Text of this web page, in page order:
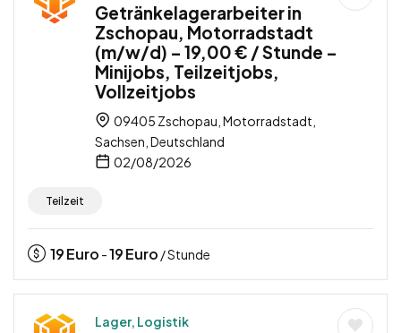
Getränkelagerarbeiter in
Zschopau, Motorradstadt
(m/w/d) – 19,00 € / Stunde –
Minijobs, Teilzeitjobs,
Vollzeitjobs
09405 Zschopau, Motorradstadt,
Sachsen, Deutschland
02/08/2026
Teilzeit
19Euro -19Euro / Stunde
Lager, Logistik